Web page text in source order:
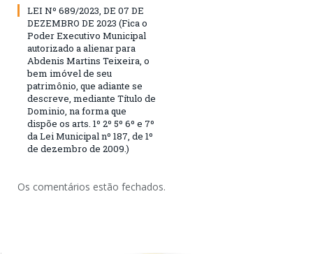
LEI Nº 689/2023, DE 07 DE
DEZEMBRO DE 2023 (Fica o
Poder Executivo Municipal
autorizado a alienar para
Abdenis Martins Teixeira, o
bem imóvel de seu
patrimônio, que adiante se
descreve, mediante Título de
Dominio, na forma que
dispõe os arts. 1º 2º 5º 6º e 7º
da Lei Municipal nº 187, de 1º
de dezembro de 2009.)
Os comentários estão fechados.